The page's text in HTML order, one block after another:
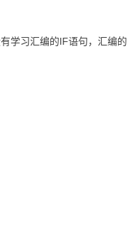
学习汇编的IF语句，汇编的